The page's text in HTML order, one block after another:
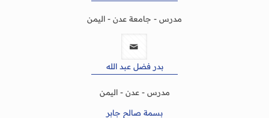
مدرس - جامعة عدن - اليمن
بدر فضل عبد الله
مدرس - عدن - اليمن
بسمة صالح جابر